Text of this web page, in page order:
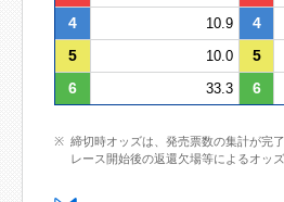
4 10.9 4
5
10.0 5
6
33.3 6
締切時オッズは、発売票数の集計が完
レース開始後の返還欠場等によるオッ